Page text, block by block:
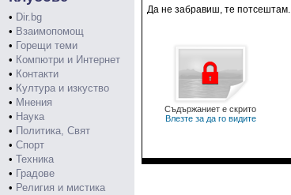
• Dir.bg
• Взаимопомощ
• Горещи теми
• Компютри и Интернет
• Контакти
• Култура и изкуство
• Мнения
• Наука
• Политика, Свят
• Спорт
• Техника
• Градове
• Религия и мистика
Да не забравиш, те потсештам.
Съдържаниет е скрито
Влезте за да го видите